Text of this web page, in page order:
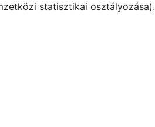
statisztikai osztályozása).